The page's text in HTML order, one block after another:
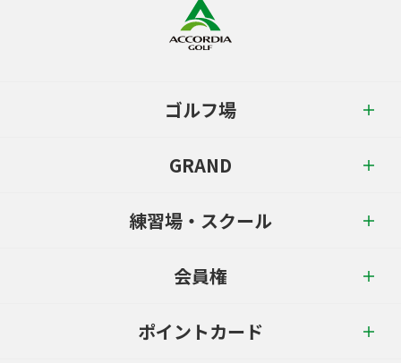
ゴルフ場
GRAND
練習場・スクール
会員権
ポイントカード